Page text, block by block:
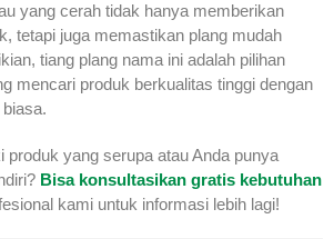
yang cerah tidak hanya memberikan
tetapi juga memastikan plang mudah
tiang plang nama ini adalah pilihan
mencari produk berkualitas tinggi dengan
produk yang serupa atau Anda punya
Bisa konsultasikan gratis kebutuhan
kami untuk informasi lebih lagi!